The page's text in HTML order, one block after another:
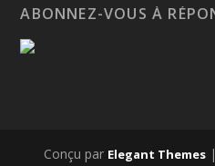
ABONNEZ-VOUS À
Conçu par Elegant Themes|